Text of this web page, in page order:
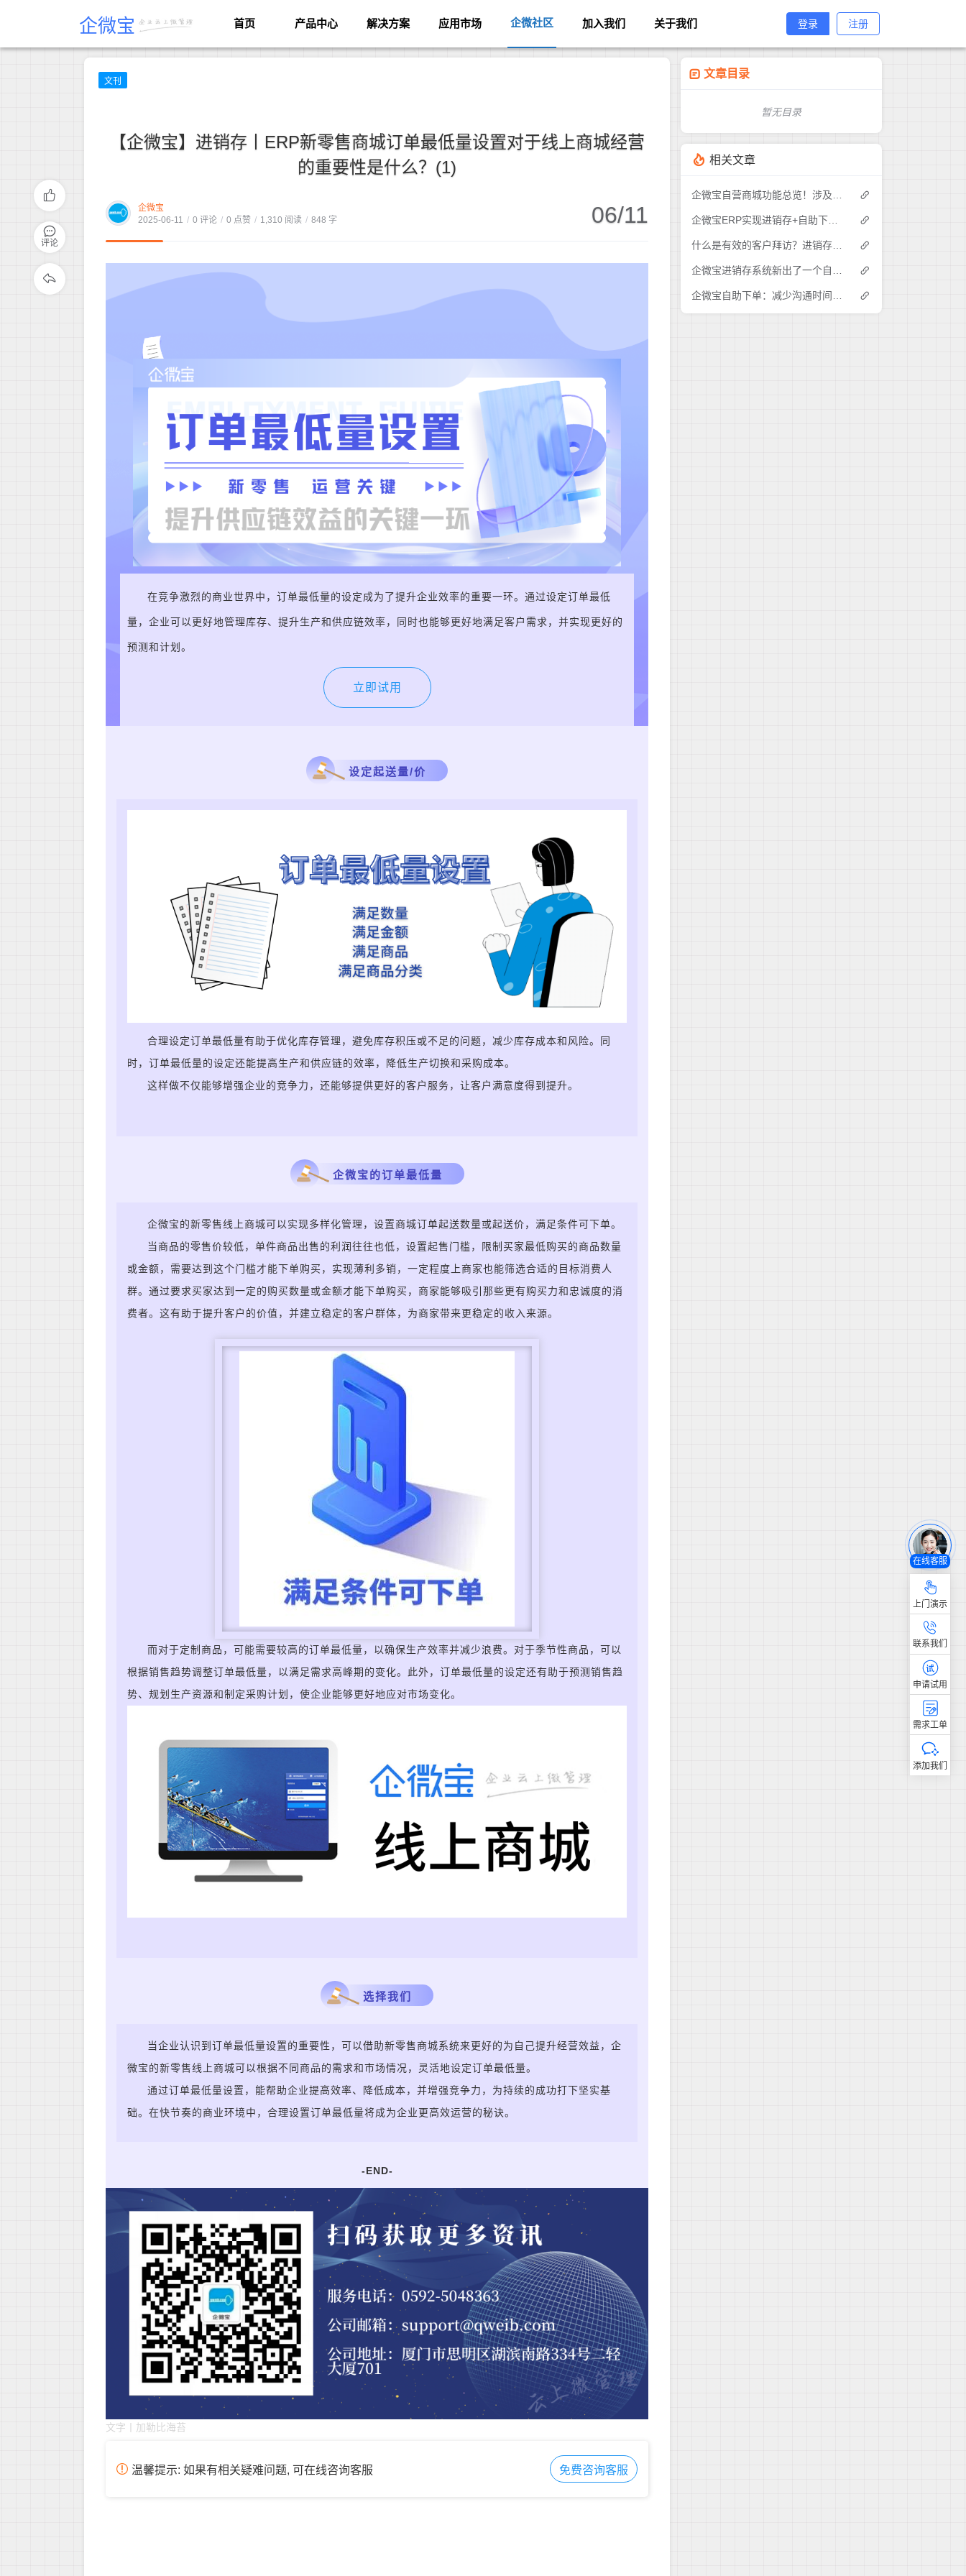
企微宝 首页 产品中心 解决方案 应用市场 企微社区 加入我们 关于我们 登录 注册
文刊
【企微宝】进销存丨ERP新零售商城订单最低量设置对于线上商城经营
的重要性是什么？(1)
企微宝
2025-06-11 / 0 评论 / 0 点赞 / 1,310 阅读 / 848 字 06/11
在竞争激烈的商业世界中，订单最低量的设定成为了提升企业效率的重要一环。通过设定订单最低
量，企业可以更好地管理库存、提升生产和供应链效率，同时也能够更好地满足客户需求，并实现更好的
预测和计划。
立即试用
设定起送量/价
合理设定订单最低量有助于优化库存管理，避免库存积压或不足的问题，减少库存成本和风险。同
时，订单最低量的设定还能提高生产和供应链的效率，降低生产切换和采购成本。
这样做不仅能够增强企业的竞争力，还能够提供更好的客户服务，让客户满意度得到提升。
企微宝的订单最低量
企微宝的新零售线上商城可以实现多样化管理，设置商城订单起送数量或起送价，满足条件可下单。
当商品的零售价较低，单件商品出售的利润往往也低，设置起售门槛，限制买家最低购买的商品数量
或金额，需要达到这个门槛才能下单购买，实现薄利多销，一定程度上商家也能筛选合适的目标消费人
群。 通过要求买家达到一定的购买数量或金额才能下单购买，商家能够吸引那些更有购买力和忠诚度的消
费者。这有助于提升客户的价值，并建立稳定的客户群体，为商家带来更稳定的收入来源。
而对于定制商品，可能需要较高的订单最低量，以确保生产效率并减少浪费。对于季节性商品，可以
根据销售趋势调整订单最低量，以满足需求高峰期的变化。此外，订单最低量的设定还有助于预测销售趋
势、规划生产资源和制定采购计划，使企业能够更好地应对市场变化。
选择我们
当企业认识到订单最低量设置的重要性， 可以借助新零售商城系统来更好的为自己提升经营效益，企
微宝的新零售线上商城可以根据不同商品的需求和市场情况，灵活地设定订单最低量。
通过订单最低量设置，能帮助企业提高效率、降低成本，并增强竞争力，为持续的成功打下坚实基
础。在快节奏的商业环境中，合理设置订单最低量将成为企业更高效运营的秘诀。
-END-
文字丨加勒比海苔
温馨提示: 如果有相关疑难问题, 可在线咨询客服 免费咨询客服
评论
文章目录
暂无目录
相关文章
在线客服
上门演示
联系我们
申请试用
需求工单
添加我们